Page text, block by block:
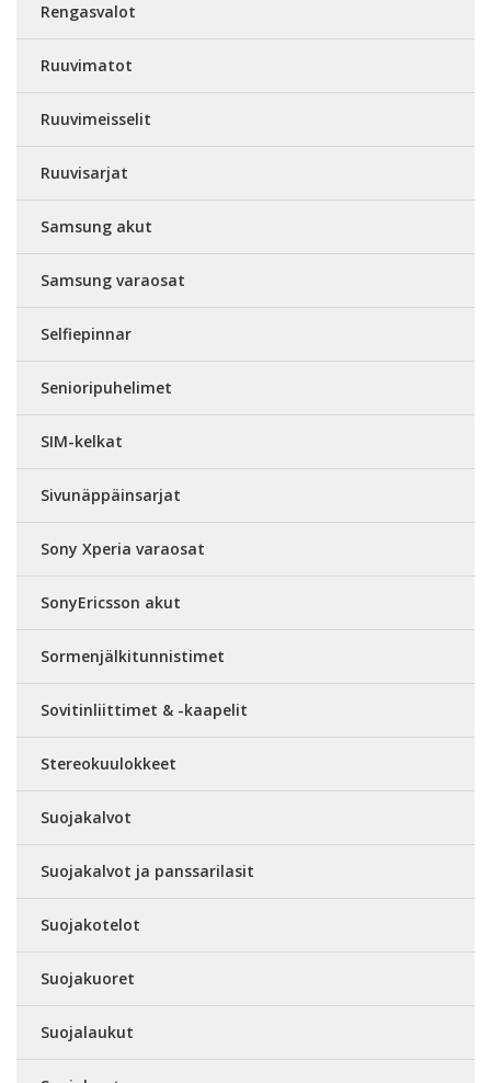
Rengasvalot
Ruuvimatot
Ruuvimeisselit
Ruuvisarjat
Samsung akut
Samsung varaosat
Selfiepinnar
Senioripuhelimet
SIM-kelkat
Sivunäppäinsarjat
Sony Xperia varaosat
SonyEricsson akut
Sormenjälkitunnistimet
Sovitinliittimet & -kaapelit
Stereokuulokkeet
Suojakalvot
Suojakalvot ja panssarilasit
Suojakotelot
Suojakuoret
Suojalaukut